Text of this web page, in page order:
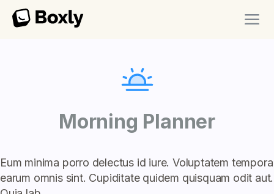
Morning Planner
Eum minima porro delectus id iure. Voluptatem tempora
earum omnis sint. Cupiditate quidem quisquam odit aut.